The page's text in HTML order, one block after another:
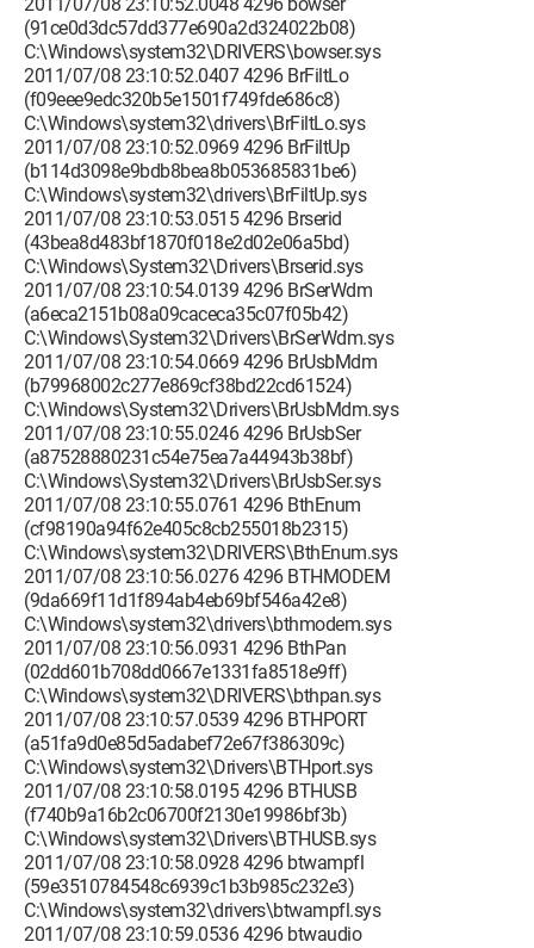
(91ce0d3dc57dd377e690a2d324022b08)
C:\Windows\system32\DRIVERS\bowser.sys
2011/07/08 23:10:52.0407 4296 BrFiltLo
(f09eee9edc320b5e1501f749fde686c8)
C:\Windows\system32\drivers\BrFiltLo.sys
2011/07/08 23:10:52.0969 4296 BrFiltUp
(b114d3098e9bdb8bea8b053685831be6)
C:\Windows\system32\drivers\BrFiltUp.sys
2011/07/08 23:10:53.0515 4296 Brserid
(43bea8d483bf1870f018e2d02e06a5bd)
C:\Windows\System32\Drivers\Brserid.sys
2011/07/08 23:10:54.0139 4296 BrSerWdm
(a6eca2151b08a09caceca35c07f05b42)
C:\Windows\System32\Drivers\BrSerWdm.sys
2011/07/08 23:10:54.0669 4296 BrUsbMdm
(b79968002c277e869cf38bd22cd61524)
C:\Windows\System32\Drivers\BrUsbMdm.sys
2011/07/08 23:10:55.0246 4296 BrUsbSer
(a87528880231c54e75ea7a44943b38bf)
C:\Windows\System32\Drivers\BrUsbSer.sys
2011/07/08 23:10:55.0761 4296 BthEnum
(cf98190a94f62e405c8cb255018b2315)
C:\Windows\system32\DRIVERS\BthEnum.sys
2011/07/08 23:10:56.0276 4296 BTHMODEM
(9da669f11d1f894ab4eb69bf546a42e8)
C:\Windows\system32\drivers\bthmodem.sys
2011/07/08 23:10:56.0931 4296 BthPan
(02dd601b708dd0667e1331fa8518e9ff)
C:\Windows\system32\DRIVERS\bthpan.sys
2011/07/08 23:10:57.0539 4296 BTHPORT
(a51fa9d0e85d5adabef72e67f386309c)
C:\Windows\system32\Drivers\BTHport.sys
2011/07/08 23:10:58.0195 4296 BTHUSB
(f740b9a16b2c06700f2130e19986bf3b)
C:\Windows\system32\Drivers\BTHUSB.sys
2011/07/08 23:10:58.0928 4296 btwampfl
(59e3510784548c6939c1b3b985c232e3)
C:\Windows\system32\drivers\btwampfl.sys
2011/07/08 23:10:59.0536 4296 btwaudio